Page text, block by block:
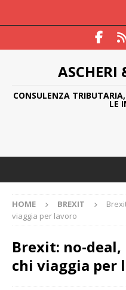
ASCHERI
CONSULENZA
LE
HOME BREXIT
viaggia per lavoro
Brexit: no-
chi viaggia per